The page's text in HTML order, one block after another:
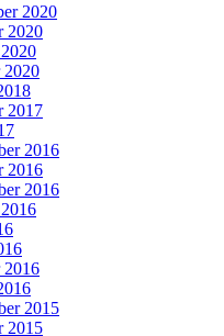
2020
2020
2020
2017
2016
2016
2016
2016
2015
2015